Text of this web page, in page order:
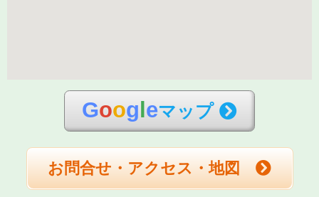
Goog eマップ
お問合せ・アクセス・地図